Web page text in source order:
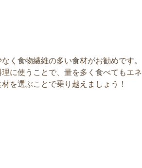
く食物繊維の多い食材がお勧めです。
に使うことで、量を多く食べてもエネ
を選ぶことで乗り越えましょう！